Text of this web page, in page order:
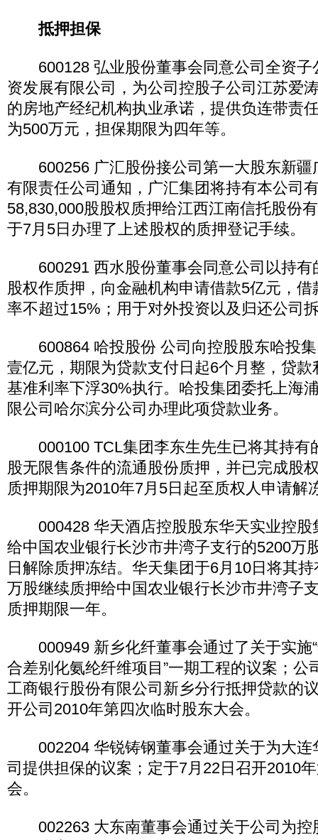
抵押担保
600128 弘业股份董事会同意公司全资子
资发展有限公司，为公司控股子公司江苏爱
的房地产经纪机构执业承诺，提供负连带责
为500万元，担保期限为四年等。
600256 广汇股份接公司第一大股东新疆
有限责任公司通知，广汇集团将持有本公司
58,830,000股股权质押给江西江南信托股份
于7月5日办理了上述股权的质押登记手续。
600291 西水股份董事会同意公司以持有
股权作质押，向金融机构申请借款5亿元，
率不超过15%；用于对外投资以及归还公司
600864 哈投股份 公司向控股股东哈投集
壹亿元，期限为贷款支付日起6个月整，贷
基准利率下浮30%执行。哈投集团委托上海
限公司哈尔滨分公司办理此项贷款业务。
000100 TCL集团李东生先生已将其持有
股无限售条件的流通股份质押，并已完成股
质押期限为2010年7月5日起至质权人申请解
000428 华天酒店控股股东华天实业控股
给中国农业银行长沙市井湾子支行的5200万
日解除质押冻结。华天集团于6月10日将其
万股继续质押给中国农业银行长沙市井湾子
质押期限一年。
000949 新乡化纤董事会通过了关于实施“
合差别化氨纶纤维项目”一期工程的议案；公
工商银行股份有限公司新乡分行抵押贷款的
开公司2010年第四次临时股东大会。
002204 华锐铸钢董事会通过关于为大连
司提供担保的议案；定于7月22日召开2010
会。
002263 大东南董事会通过关于公司为控